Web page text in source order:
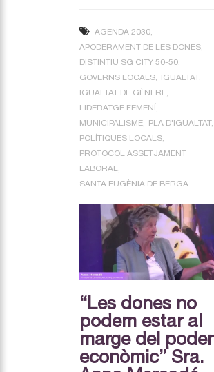
AGENDA 2030
APODERAMENT DE LES DONES
DISTINTIU SG CITY 50-50
GOVERNS LOCALS
IGUALTAT
IGUALTAT DE GÈNERE
LIDERATGE FEMENÍ
MUNICIPALISME
PLA D'IGUALTAT
POLÍTIQUES LOCALS
PROTOCOL ASSETJAMENT
LABORAL
SANTA EUGÈNIA DE BERGA
“Les dones no
podem estar al
marge del poder
econòmic” Sra.